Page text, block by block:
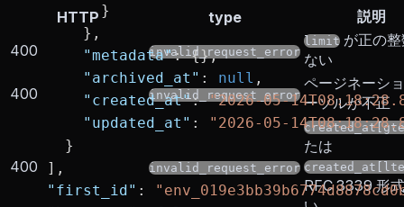
        }
      },
      "metadata"
: {},
      "archived_at"
: null ,
      "created_at"
: "2026-05-
      "updated_at"
:
"2026-05-
    }
  ],
  "first_id"
:
HTTP type
説明
400
invalid_request_error
limit が正の
ない
400
invalid_request_error
ページネーシ
ーソルが不正
400 invalid_request_error
たは
RFC 3339 形